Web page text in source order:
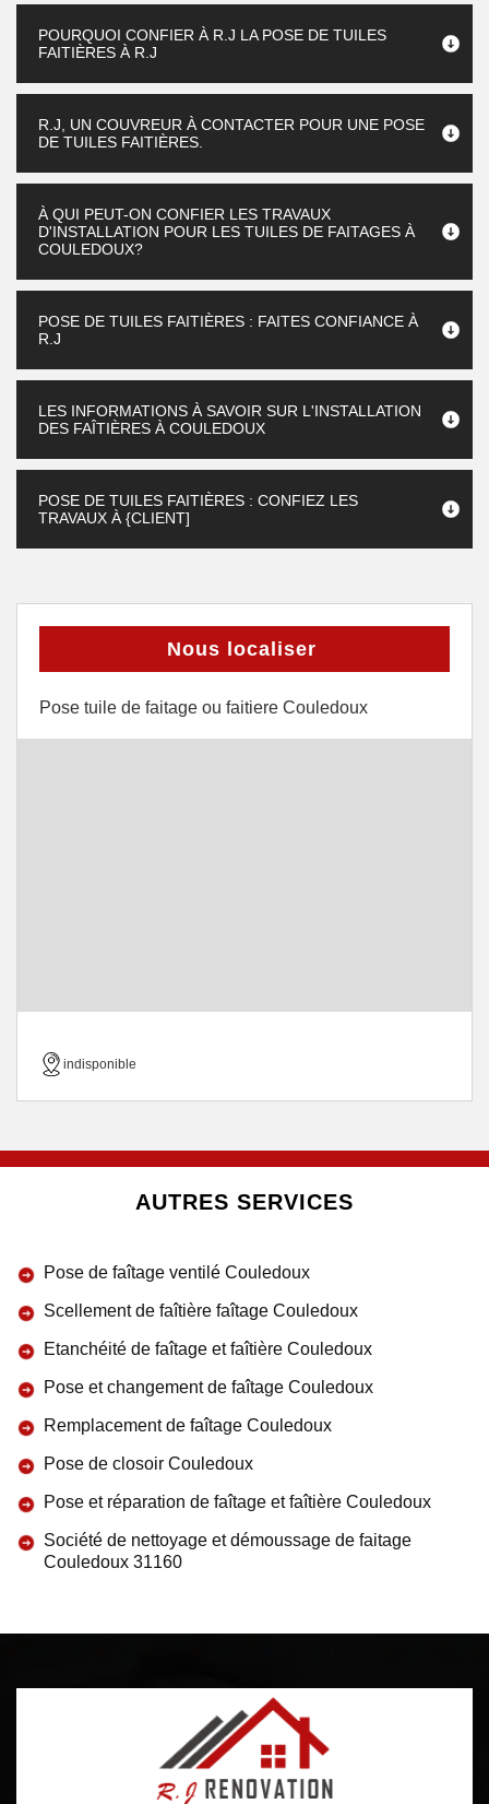
POURQUOI CONFIER À R.J LA POSE DE TUILES
FAITIÈRES À R.J
R.J, UN COUVREUR À CONTACTER POUR UNE POSE
DE TUILES FAITIÈRES.
À QUI PEUT-ON CONFIER LES TRAVAUX
D'INSTALLATION POUR LES TUILES DE FAITAGES À
COULEDOUX?
POSE DE TUILES FAITIÈRES : FAITES CONFIANCE À
R.J
LES INFORMATIONS À SAVOIR SUR L'INSTALLATION
DES FAÎTIÈRES À COULEDOUX
POSE DE TUILES FAITIÈRES : CONFIEZ LES
TRAVAUX À {CLIENT]
Nous localiser
Pose tuile de faitage ou faitiere Couledoux
indisponible
AUTRES SERVICES
Pose de faîtage ventilé Couledoux
Scellement de faîtière faîtage Couledoux
Etanchéité de faîtage et faîtière Couledoux
Pose et changement de faîtage Couledoux
Remplacement de faîtage Couledoux
Pose de closoir Couledoux
Pose et réparation de faîtage et faîtière Couledoux
Société de nettoyage et démoussage de faitage
Couledoux 31160